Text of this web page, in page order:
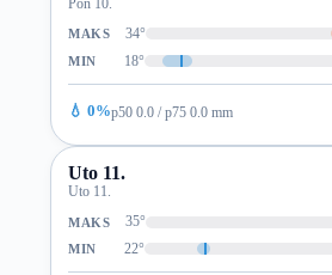
MAKS 34°
MIN 18°
💧 0%p50 0.0 / p75 0.0 mm
Uto 11.
Uto 11.
MAKS 35°
MIN 22°